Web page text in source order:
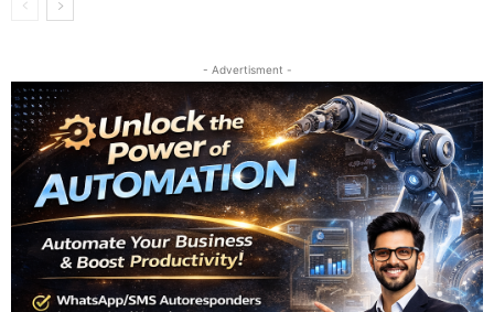
- Advertisment -